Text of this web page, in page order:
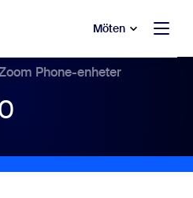
Möten
Phone-enheter